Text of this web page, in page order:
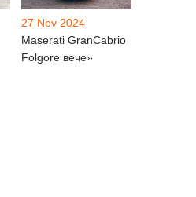
27 Nov 2024
Maserati GranCabrio
Folgore вече»